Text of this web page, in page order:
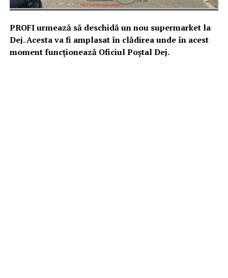
PROFI urmează să deschidă un nou supermarket la
Dej. Acesta va fi amplasat în clădirea unde în acest
moment funcționează Oficiul Poștal Dej.